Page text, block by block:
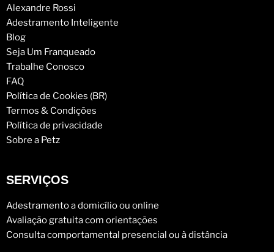
Alexandre Rossi
Adestramento Inteligente
Blog
Seja Um Franqueado
Trabalhe Conosco
FAQ
Política de Cookies (BR)
Termos & Condições
Política de privacidade
Sobre a Petz
SERVIÇOS
Adestramento a domicílio ou online
Avaliação gratuita com orientações
Consulta comportamental presencial ou à distância